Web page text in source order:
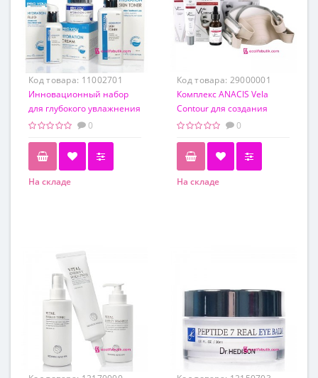
Код товара: 11002701
Инновационный набор
для глубокого увлажнения
кожи с гиалуроновой
Professional Hydration Line
0
На складе
Код товара: 29000001
Комплекс ANACIS Vela
Contour для создания
совершенного V-контура
0
На складе